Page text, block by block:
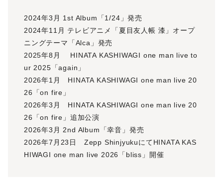
2024年3月 1st Album「1/24」発売
2024年11月 テレビアニメ「夏目友人帳 漆」オープ
ニングテーマ「Alca」発売
2025年8月 HINATA KASHIWAGI one man live to
ur 2025「again」
2026年1月 HINATA KASHIWAGI one man live 20
26「on fire」
2026年3月 HINATA KASHIWAGI one man live 20
26「on fire」追加公演
2026年3月 2nd Album「幸音」発売
2026年7月23日 Zepp ShinjyukuにてHINATA KAS
HIWAGI one man live 2026「bliss」開催